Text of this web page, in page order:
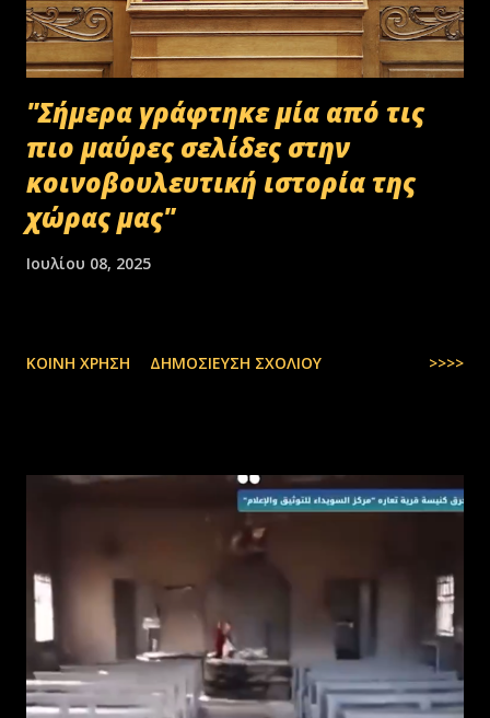
"Σήμερα γράφτηκε μία από τις
πιο μαύρες σελίδες στην
κοινοβουλευτική ιστορία της
χώρας μας"
Ιουλίου 08, 2025
ΚΟΙΝΉ ΧΡΉΣΗ ΔΗΜΟΣΊΕΥΣΗ ΣΧΟΛΊΟΥ >>>>